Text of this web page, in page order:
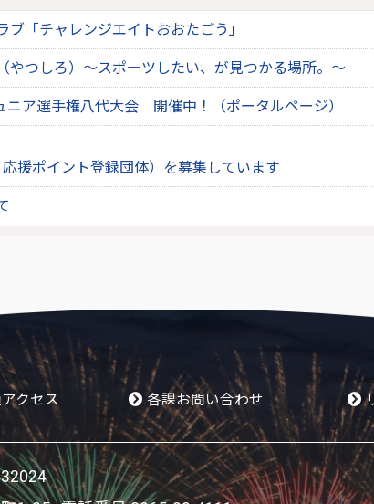
ブ「チャレンジエイトおおたごう」
やつしろ）～スポーツしたい、が見つかる場所。～
ニア選手権八代大会 開催中！（ポータルページ）
援ポイント登録団体）を募集しています
クセス 各課お問い合わせ